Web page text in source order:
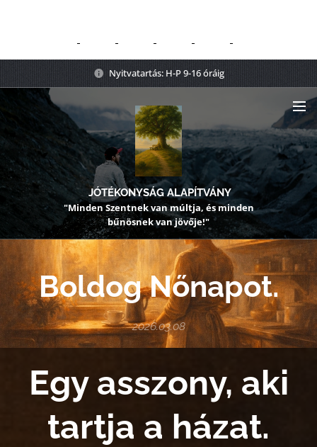
Nyitvatartás: H-P 9-16 óráig
JÓTÉKONYSÁG ALAPÍTVÁNY
"Minden Szentnek van múltja, és minden
bűnösnek van jövője!"
Boldog Nőnapot.
2026.03.08
Egy asszony, aki
tartja a házat.